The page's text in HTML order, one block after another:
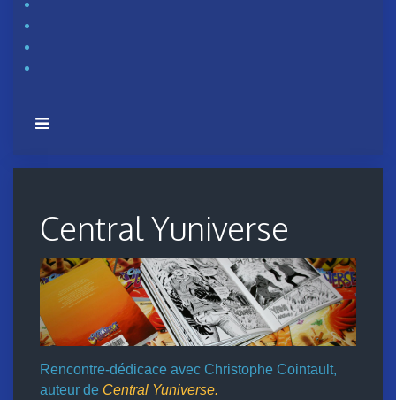
Central Yuniverse
Rencontre-dédicace avec Christophe Cointault,
auteur de Central Yuniverse.